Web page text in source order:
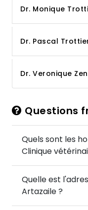
Dr. Monique
Dr. Pascal
Dr. Veronique
Questions
Quels sont les
Clinique
Quelle est
Artazaile ?